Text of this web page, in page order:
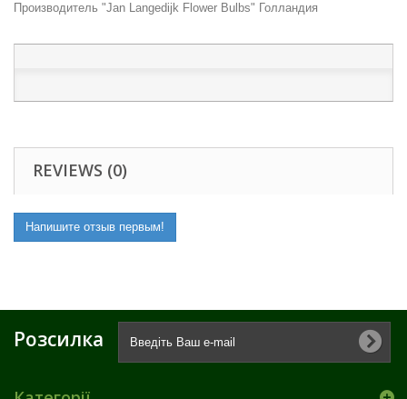
Производитель "Jan Langedijk Flower Bulbs" Голландия
REVIEWS (0)
Напишите отзыв первым!
Розсилка